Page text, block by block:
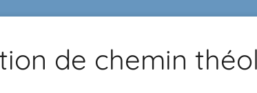
de chemin